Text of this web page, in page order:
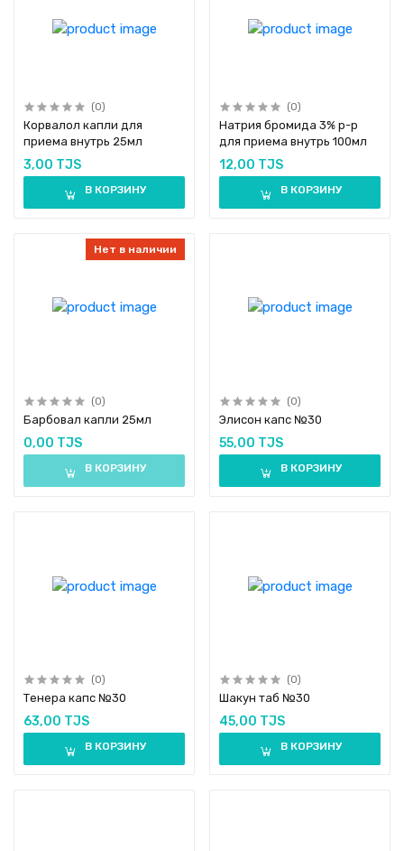
(0)
Корвалол капли для
приема внутрь 25мл
3,00 TJS
В КОРЗИНУ
(0)
Натрия бромида 3% р-р
для приема внутрь 100мл
12,00 TJS
В КОРЗИНУ
Нет в наличии
(0)
Барбовал капли 25мл
0,00 TJS
В КОРЗИНУ
(0)
Элисон капс №30
55,00 TJS
В КОРЗИНУ
(0)
Тенера капс №30
63,00 TJS
В КОРЗИНУ
(0)
Шакун таб №30
45,00 TJS
В КОРЗИНУ